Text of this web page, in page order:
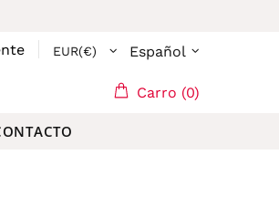
Español
Carro (0)